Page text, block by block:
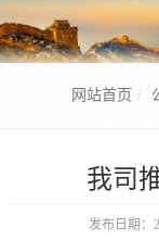
网站首页
我司
发布日期：